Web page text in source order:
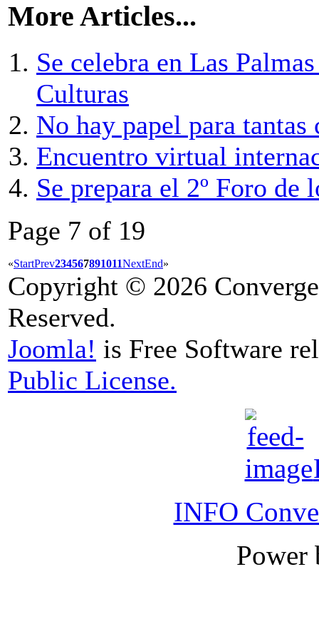
More Articles...
Se celebra en Las
Culturas
No hay papel para tantas
Encuentro virtual
Se prepara el 2º Foro de
Page 7 of 19
«StartPrev234567891011NextEnd»
Copyright © 2026
Reserved.
Joomla! is Free Software
Public License.
INFO